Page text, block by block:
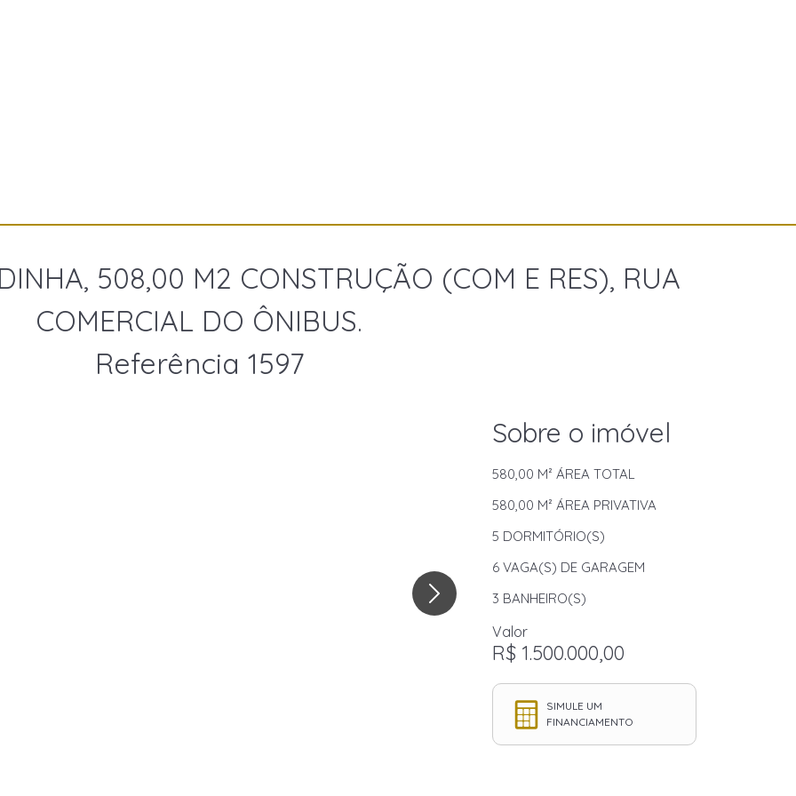
508,00 M2 CONSTRUÇÃO (COM E RES), RUA
COMERCIAL DO ÔNIBUS.
Referência 1597
Sobre o imóvel
580,00 M² ÁREA TOTAL
580,00 M² ÁREA PRIVATIVA
5 DORMITÓRIO(S)
6 VAGA(S) DE GARAGEM
3 BANHEIRO(S)
Valor
R$ 1.500.000,00
SIMULE UM
FINANCIAMENTO